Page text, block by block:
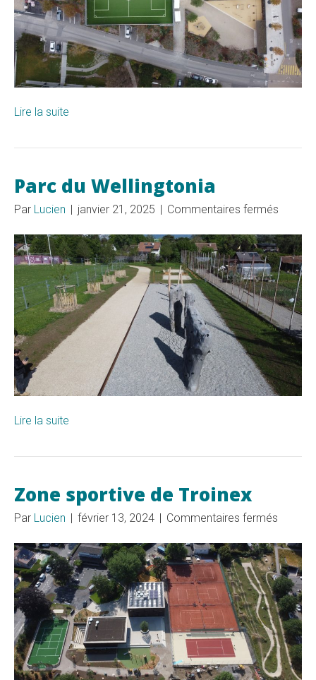
Lire la suite
Parc du Wellingtonia
Par Lucien | janvier 21, 2025 | Commentaires fermés
du
Lire la suite
Zone sportive de Troinex
Par Lucien février 13, 2024 Commentaires fermés
de
Troinex